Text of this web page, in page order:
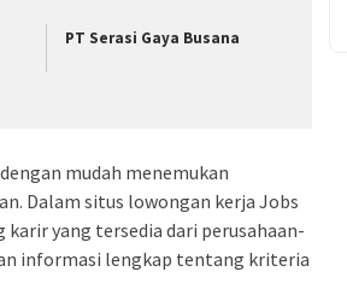
PT Serasi Gaya Busana
mudah menemukan
Dalam situs lowongan kerja Jobs
yang tersedia dari perusahaan-
informasi lengkap tentang kriteria